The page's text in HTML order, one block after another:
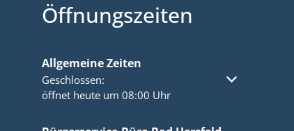
Öffnungszeiten
Allgemeine Zeiten
Klicken, um weitere Öffnungs- oder Schließzeiten
Geschlossen:
öffnet heute um 08:00 Uhr